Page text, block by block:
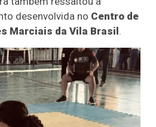
desenvolvida no Centro de
Marciais da Vila Brasil .